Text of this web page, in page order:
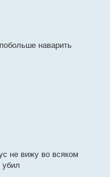
наварить
не вижу во всяком